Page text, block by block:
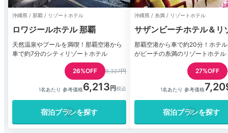
沖縄県 / 那覇 / リゾートホテル
ロワジールホテル 那覇
天然温泉やプールを満喫！那覇空港から
車で約7分のシティリゾートホテル
26%OFF 8,327円
1名あたり 参考価格6,213
宿泊プランを探す
沖縄県 / 糸満 / リゾートホテル
サザンビーチホテル＆リ
沖縄
那覇空港から車で約20分！ホテ
がビーチの糸満のリゾートホテル
27%OFF
1名あたり 参考価格
宿泊プランを探す